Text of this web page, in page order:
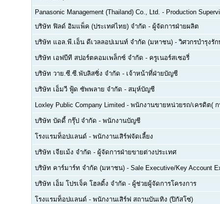
Panasonic Management (Thailand) Co., Ltd. - Production
บริษัท ฟิลด์ อิมแพ็ค (ประเทศไทย) จำกัด - ผู้จัดการฝ่ายผลิต
บริษัท แอล.พี.เอ็น ดีเวลลอปเมนท์ จำกัด (มหาชน) - วิศวกรบำรุงรั
บริษัท เอฟบีที สปอร์ตคอมเพล็กซ์ จำกัด - ครูเนอร์สเซอรี่
บริษัท วาย.ซี.ซี.พับลิสซิ่ง จำกัด - เจ้าหน้าที่ฝ่ายบัญชี
บริษัท เอ็มวี ฟู้ด ซัพพลาย จำกัด - สมุห์บัญชี
Loxley Public Company Limited - พนักงานขายหน่วยรถ/เครดิต(
บริษัท บัดดี้ กรุ๊ป จำกัด - พนักงานบัญชี
โรงแรมท็อปแลนด์ - พนักงานเสิร์ฟจัดเลี้ยง
บริษัท เจียเม้ง จำกัด - ผู้จัดการฝ่ายขายต่างประเทศ
บริษัท คาร์มาร์ท จำกัด (มหาชน) - Sale Executive/Key Account
บริษัท เอ็ม โปรเจ็ค โฮลดิ้ง จำกัด - ผู้ช่วยผู้จัดการโครงการ
โรงแรมท็อปแลนด์ - พนักงานเสิร์ฟ สถานบันเทิง (ปิกัสโซ่)